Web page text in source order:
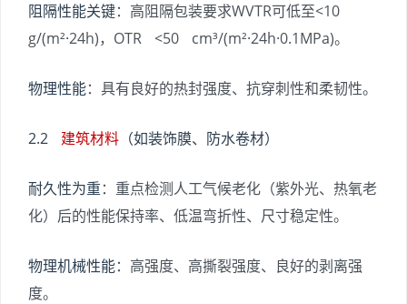
阻隔性能关键：高阻隔包装要求WVTR可低至<10
g/(m²·24h)，OTR <50 cm³/(m²·24h·0.1MPa)。
物理性能：具有良好的热封强度、抗穿刺性和柔韧性。
2.2 建筑材料 （如装饰膜、防水卷材）
耐久性为重：重点检测人工气候老化（紫外光、热氧老
化）后的性能保持率、低温弯折性、尺寸稳定性。
物理机械性能：高强度、高撕裂强度、良好的剥离强
度。